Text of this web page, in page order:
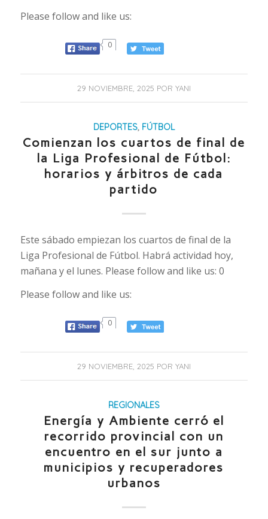
Please follow and like us:
0
29 NOVIEMBRE, 2025 POR YANI
DEPORTES, FÚTBOL
Comienzan los cuartos de final de
la Liga Profesional de Fútbol:
horarios y árbitros de cada
partido
Este sábado empiezan los cuartos de final de la
Liga Profesional de Fútbol. Habrá actividad hoy,
mañana y el lunes. Please follow and like us: 0
Please follow and like us:
0
29 NOVIEMBRE, 2025 POR YANI
REGIONALES
Energía y Ambiente cerró el
recorrido provincial con un
encuentro en el sur junto a
municipios y recuperadores
urbanos